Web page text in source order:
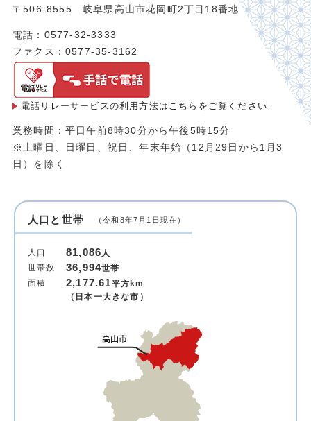
〒506-8555 岐阜県高山市花岡町2丁目18番地
電話：0577-32-3333
ファクス：0577-35-3162
電話リレーサービスの利用方法は こちらをご覧ください
業務時間：平日午前8時30分から午後5時15分
※土曜日、日曜日、祝日、年末年始（12月29日から1月3
日）を除く
人口と世帯 （令和8年7月1日現在）
人口 81,086人
世帯数
36,994世帯
面積
2,177.61平方km
（日本一大きな市）